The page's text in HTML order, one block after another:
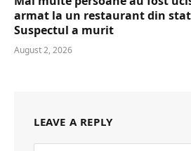
armat la un restaurant din
Suspectul a murit
August 2, 2026
LEAVE A REPLY